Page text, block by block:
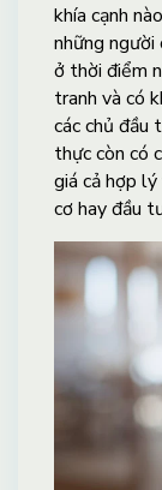
khía cạnh
những người
ở thời điểm
tranh và có
các chủ đầu
thực còn có
giá cả hợp
cơ hay đầu